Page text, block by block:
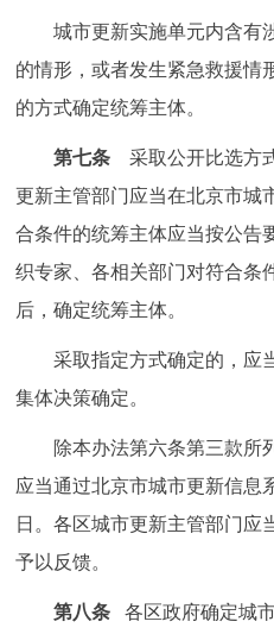
城市更新实施单元内含有
的情形，或者发生紧急救援情
的方式确定统筹主体。
第七条
采取公开比选方
更新主管部门应当在北京市城
合条件的统筹主体应当按公告
织专家、各相关部门对符合条
后，确定统筹主体。
采取指定方式确定的，应
集体决策确定。
除本办法第六条第三款所
应当通过北京市城市更新信息
日。各区城市更新主管部门应
予以反馈。
第八条各区政府确定城